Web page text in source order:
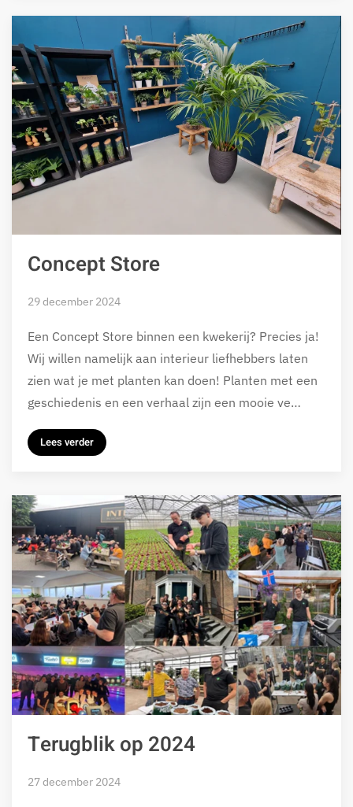
Concept Store
29 december 2024
Een Concept Store binnen een kwekerij? Precies ja!
Wij willen namelijk aan interieur liefhebbers laten
zien wat je met planten kan doen! Planten met een
geschiedenis en een verhaal zijn een mooie ve…
Lees verder
Terugblik op 2024
27 december 2024